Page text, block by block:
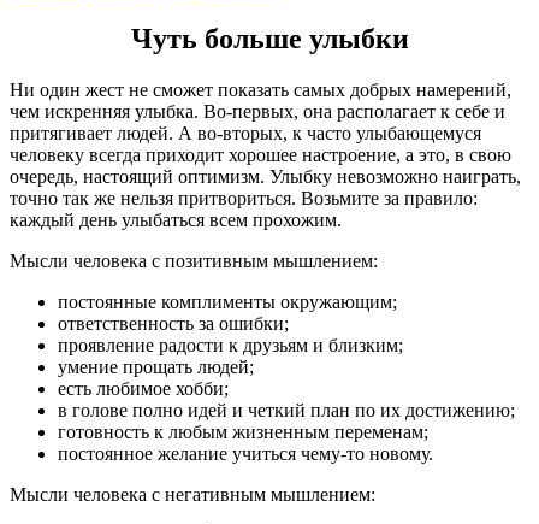
Чуть больше улыбки
Ни один жест не сможет показать самых добрых намерений,
чем искренняя улыбка. Во-первых, она располагает к себе и
притягивает людей. А во-вторых, к часто улыбающемуся
человеку всегда приходит хорошее настроение, а это, в свою
очередь, настоящий оптимизм. Улыбку невозможно наиграть,
точно так же нельзя притвориться. Возьмите за правило:
каждый день улыбаться всем прохожим.
Мысли человека с позитивным мышлением:
постоянные комплименты окружающим;
ответственность за ошибки;
проявление радости к друзьям и близким;
умение прощать людей;
есть любимое хобби;
в голове полно идей и четкий план по их достижению;
готовность к любым жизненным переменам;
постоянное желание учиться чему-то новому.
Мысли человека с негативным мышлением: